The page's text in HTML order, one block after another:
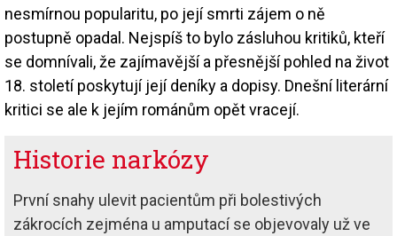
nesmírnou popularitu, po její smrti zájem o ně
postupně opadal. Nejspíš to bylo zásluhou kritiků, kteří
se domnívali, že zajímavější a přesnější pohled na život
18. století poskytují její deníky a dopisy. Dnešní literární
kritici se ale k jejím románům opět vracejí.
Historie narkózy
První snahy ulevit pacientům při bolestivých
zákrocích zejména u amputací se objevovaly už ve